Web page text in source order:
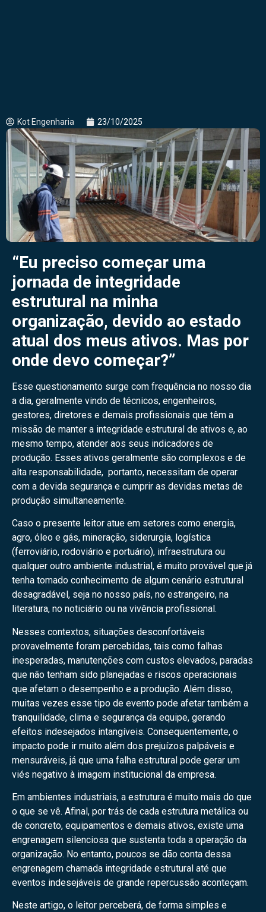
Kot Engenharia 23/10/2025
“Eu preciso começar uma
jornada de integridade
estrutural na minha
organização, devido ao estado
atual dos meus ativos. Mas por
onde devo começar?”
Esse questionamento surge com frequência no nosso dia
a dia, geralmente vindo de técnicos, engenheiros,
gestores, diretores e demais profissionais que têm a
missão de manter a integridade estrutural de ativos e, ao
mesmo tempo, atender aos seus indicadores de
produção. Esses ativos geralmente são complexos e de
alta responsabilidade, portanto, necessitam de operar
com a devida segurança e cumprir as devidas metas de
produção simultaneamente.
Caso o presente leitor atue em setores como energia,
agro, óleo e gás, mineração, siderurgia, logística
(ferroviário, rodoviário e portuário), infraestrutura ou
qualquer outro ambiente industrial, é muito provável que já
tenha tomado conhecimento de algum cenário estrutural
desagradável, seja no nosso país, no estrangeiro, na
literatura, no noticiário ou na vivência profissional.
Nesses contextos, situações desconfortáveis
provavelmente foram percebidas, tais como falhas
inesperadas, manutenções com custos elevados, paradas
que não tenham sido planejadas e riscos operacionais
que afetam o desempenho e a produção. Além disso,
muitas vezes esse tipo de evento pode afetar também a
tranquilidade, clima e segurança da equipe, gerando
efeitos indesejados intangíveis. Consequentemente, o
impacto pode ir muito além dos prejuízos palpáveis e
mensuráveis, já que uma falha estrutural pode gerar um
viés negativo à imagem institucional da empresa.
Em ambientes industriais, a estrutura é muito mais do que
o que se vê. Afinal, por trás de cada estrutura metálica ou
de concreto, equipamentos e demais ativos, existe uma
engrenagem silenciosa que sustenta toda a operação da
organização. No entanto, poucos se dão conta dessa
engrenagem chamada integridade estrutural até que
eventos indesejáveis de grande repercussão aconteçam.
Neste artigo, o leitor perceberá, de forma simples e